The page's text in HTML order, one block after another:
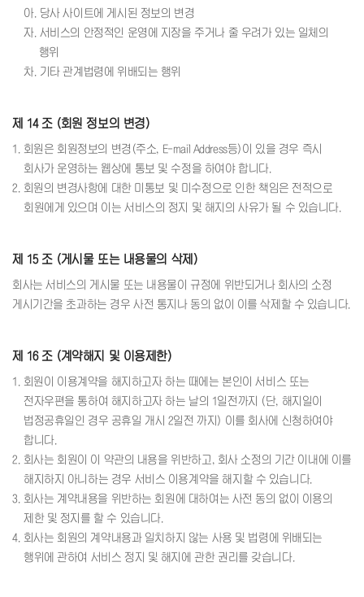
아. 당사 사이트에 게시된 정보의 변경
자. 서비스의 안정적인 운영에 지장을 주거나 줄 우려가 있는 일체의
행위
차. 기타 관계법령에 위배되는 행위
제 14 조 (회원 정보의 변경)
1. 회원은 회원정보의 변경(주소, E-mail Address등)이 있을 경우 즉시
회사가 운영하는 웹상에 통보 및 수정을 하여야 합니다.
2. 회원의 변경사항에 대한 미통보 및 미수정으로 인한 책임은 전적으로
회원에게 있으며 이는 서비스의 정지 및 해지의 사유가 될 수 있습니다.
제 15 조 (게시물 또는 내용물의 삭제)
회사는 서비스의 게시물 또는 내용물이 규정에 위반되거나 회사의 소정
게시기간을 초과하는 경우 사전 통지나 동의 없이 이를 삭제할 수 있습니다.
제 16 조 (계약해지 및 이용제한)
1. 회원이 이용계약을 해지하고자 하는 때에는 본인이 서비스 또는
전자우편을 통하여 해지하고자 하는 날의 1일전까지 (단, 해지일이
법정공휴일인 경우 공휴일 개시 2일전 까지) 이를 회사에 신청하여야
합니다.
2. 회사는 회원이 이 약관의 내용을 위반하고, 회사 소정의 기간 이내에 이를
해지하지 아니하는 경우 서비스 이용계약을 해지할 수 있습니다.
3. 회사는 계약내용을 위반하는 회원에 대하여는 사전 동의 없이 이용의
제한 및 정지를 할 수 있습니다.
4. 회사는 회원의 계약내용과 일치하지 않는 사용 및 법령에 위배되는
행위에 관하여 서비스 정지 및 해지에 관한 권리를 갖습니다.